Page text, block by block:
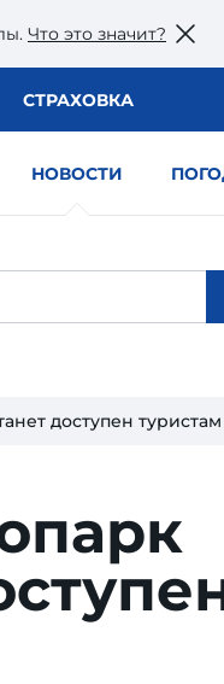
Что это значит?
СТРАХОВКА
НОВОСТИ
доступен туристам